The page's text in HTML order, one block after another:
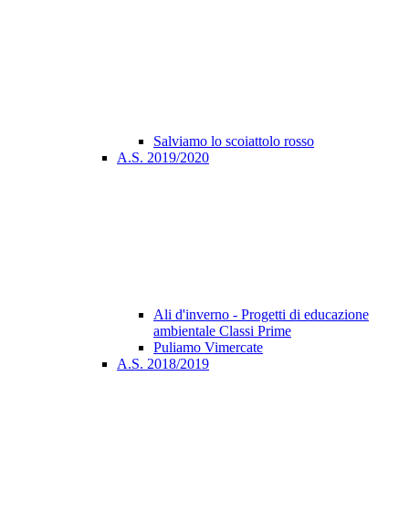
Salviamo lo scoiattolo rosso
A.S. 2019/2020
Ali d'inverno - Progetti di educazione
ambientale Classi Prime
Puliamo Vimercate
A.S. 2018/2019